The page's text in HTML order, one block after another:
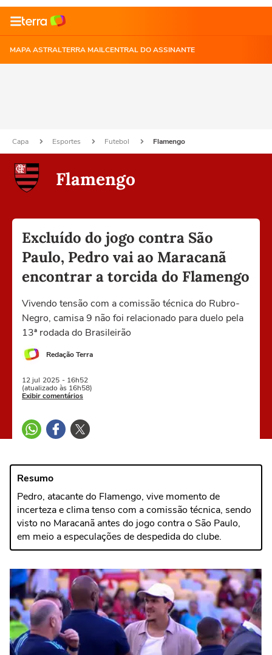
MAPA ASTRALTERRA MAILCENTRAL DO ASSINANTE
Capa Esportes Futebol Flamengo
Flamengo
Excluído do jogo contra São
Paulo, Pedro vai ao Maracanã
encontrar a torcida do Flamengo
Vivendo tensão com a comissão técnica do Rubro-
Negro, camisa 9 não foi relacionado para duelo pela
13ª rodada do Brasileirão
Redação Terra
12 jul 2025 - 16h52
(atualizado às 16h58)
Exibir comentários
Resumo
Pedro, atacante do Flamengo, vive momento de
incerteza e clima tenso com a comissão técnica, sendo
visto no Maracanã antes do jogo contra o São Paulo,
em meio a especulações de despedida do clube.